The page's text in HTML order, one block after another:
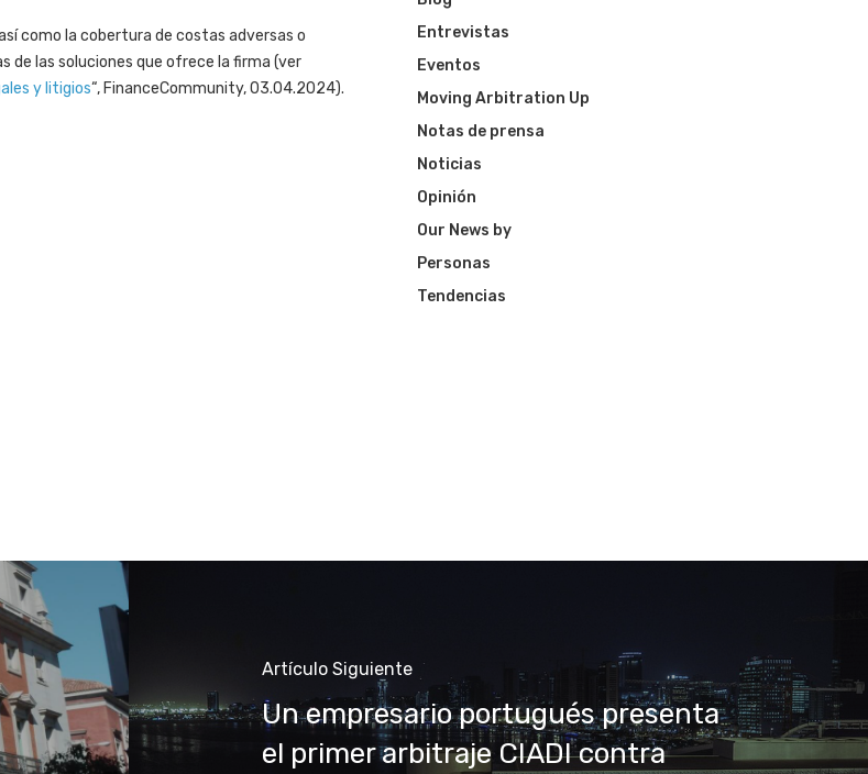
como la cobertura de costas adversas o
de las soluciones que ofrece la firma (ver
y litigios“, FinanceCommunity, 03.04.2024).
Entrevistas
Eventos
Moving Arbitration Up
Notas de prensa
Noticias
Opinión
Our News by
Personas
Tendencias
Artículo Siguiente
Un empresario portugués presenta
el primer arbitraje CIADI contra